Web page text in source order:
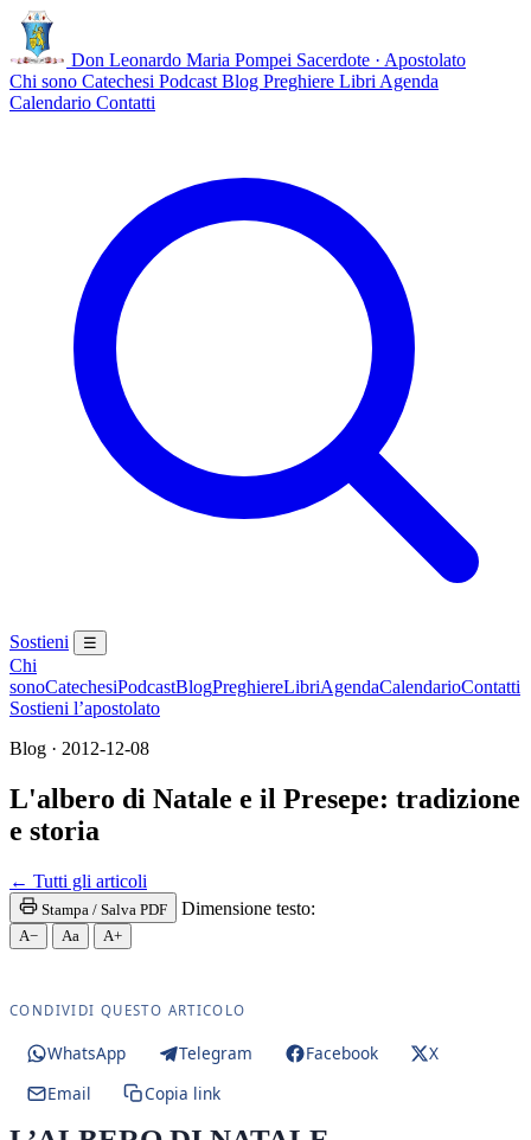
Don Leonardo Maria Pompei Sacerdote · Apostolato
Chi sono Catechesi Podcast Blog Preghiere Libri Agenda
Calendario Contatti
Sostieni ☰
Chi
sonoCatechesiPodcastBlogPreghiereLibriAgendaCalendarioContatti
Sostieni l’apostolato
Blog · 2012-12-08
L'albero di Natale e il Presepe: tradizione
e storia
← Tutti gli articoli
Stampa / Salva PDF Dimensione testo:
A− Aa A+
CONDIVIDI QUESTO ARTICOLO
WhatsApp Telegram Facebook
X
Email
Copia link